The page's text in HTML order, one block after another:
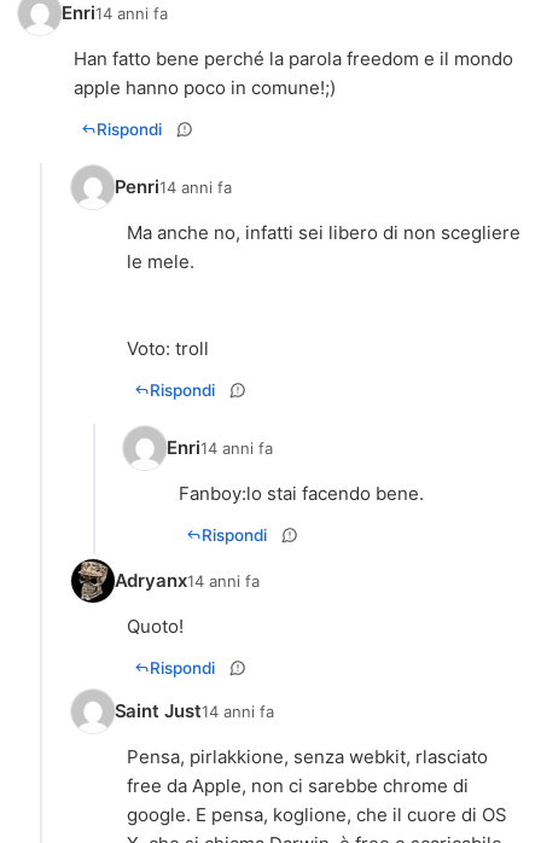
Enri14 anni fa
Han fatto bene perché la parola freedom e il mondo
apple hanno poco in comune!;)
Rispondi
Penri14 anni fa
Ma anche no, infatti sei libero di non scegliere
le mele.
Voto: troll
Rispondi
Enri14 anni fa
Fanboy:lo stai facendo bene.
Rispondi
Adryanx14 anni fa
Quoto!
Rispondi
Saint Just14 anni fa
Pensa, pirlakkione, senza webkit, rlasciato
free da Apple, non ci sarebbe chrome di
google. E pensa, koglione, che il cuore di OS